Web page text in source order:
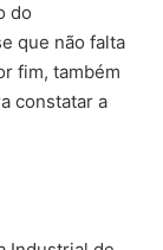
do
que não falta
fim, também
constatar a